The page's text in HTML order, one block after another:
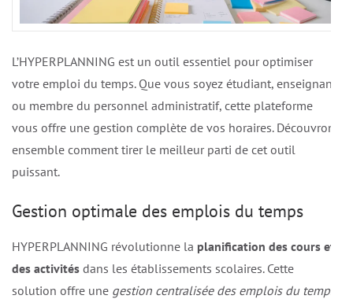
L’HYPERPLANNING est un outil essentiel pour optimiser
votre emploi du temps. Que vous soyez étudiant, enseignant
ou membre du personnel administratif, cette plateforme
vous offre une gestion complète de vos horaires. Découvrons
ensemble comment tirer le meilleur parti de cet outil
puissant.
Gestion optimale des emplois du temps
HYPERPLANNING révolutionne la planification des cours et
des activités dans les établissements scolaires. Cette
solution offre une gestion centralisée des emplois du temps